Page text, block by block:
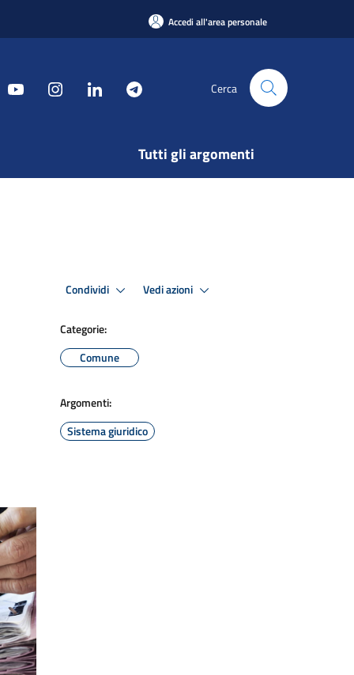
Accedi all'area personale
Cerca
Tutti gli argomenti
Condividi Vedi azioni
Categorie:
Comune
Argomenti:
Sistema giuridico